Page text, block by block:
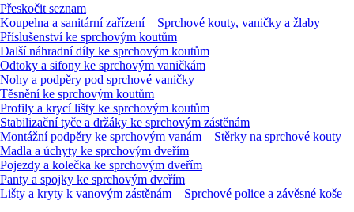
Přeskočit seznam
Koupelna a sanitární zařízení
Sprchové kouty, vaničky a žlaby
Příslušenství ke sprchovým koutům
Další náhradní díly ke sprchovým koutům
Odtoky a sifony ke sprchovým vaničkám
Nohy a podpěry pod sprchové vaničky
Těsnění ke sprchovým koutům
Profily a krycí lišty ke sprchovým koutům
Stabilizační tyče a držáky ke sprchovým zástěnám
Montážní podpěry ke sprchovým vanám
Stěrky na sprchové kouty
Madla a úchyty ke sprchovým dveřím
Pojezdy a kolečka ke sprchovým dveřím
Panty a spojky ke sprchovým dveřím
Lišty a kryty k vanovým zástěnám
Sprchové police a závěsné koše